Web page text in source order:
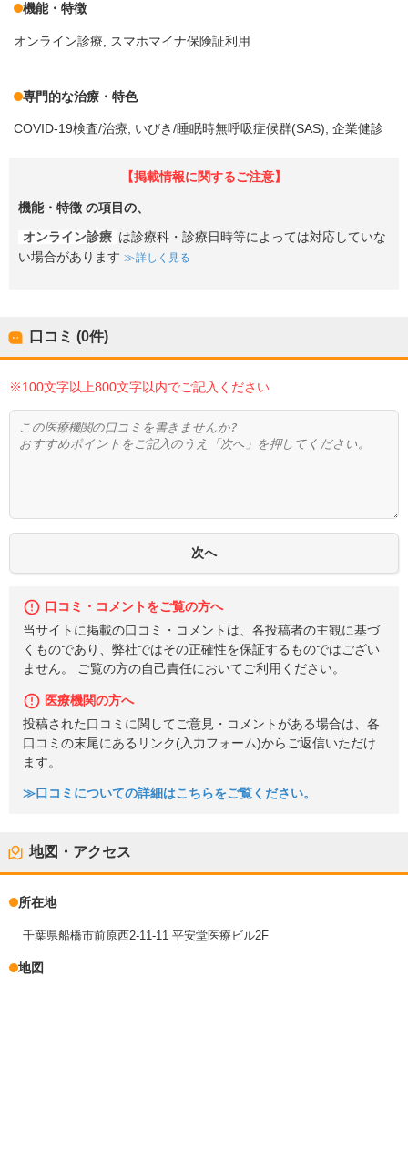
機能・特徴
オンライン診療 スマホマイナ保険証利用
専門的な治療・特色
COVID-19検査/治療 いびき/睡眠時無呼吸症候群(SAS) 企業健診
【掲載情報に関するご注意】
機能・特徴 の項目の、
オンライン診療 は診療科・診療日時等によっては対応していな
い場合があります
詳しく見る
口コミ (0件)
※100文字以上800文字以内でご記入ください
口コミ・コメントをご覧の方へ
当サイトに掲載の口コミ・コメントは、各投稿者の主観に基づ
くものであり、弊社ではその正確性を保証するものではござい
ません。 ご覧の方の自己責任においてご利用ください。
医療機関の方へ
投稿された口コミに関してご意見・コメントがある場合は、各
口コミの末尾にあるリンク(入力フォーム)からご返信いただけ
ます。
≫口コミについての詳細はこちらをご覧ください。
地図・アクセス
所在地
千葉県船橋市前原西2-11-11 平安堂医療ビル2F
地図